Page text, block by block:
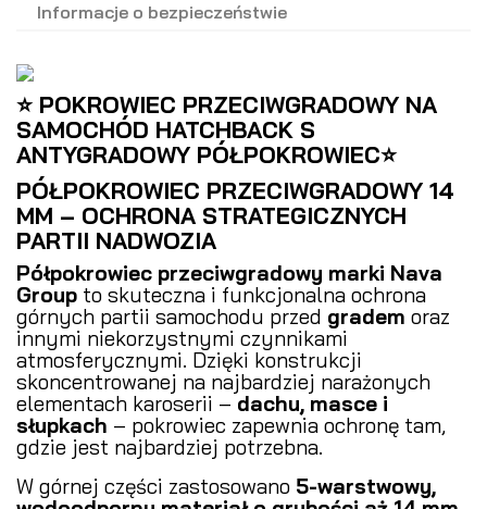
Informacje o bezpieczeństwie
⭐ POKROWIEC PRZECIWGRADOWY NA
SAMOCHÓD HATCHBACK S
ANTYGRADOWY PÓŁPOKROWIEC⭐
PÓŁPOKROWIEC PRZECIWGRADOWY 14
MM – OCHRONA STRATEGICZNYCH
PARTII NADWOZIA
Półpokrowiec przeciwgradowy marki Nava
Group to skuteczna i funkcjonalna ochrona
górnych partii samochodu przed gradem oraz
innymi niekorzystnymi czynnikami
atmosferycznymi. Dzięki konstrukcji
skoncentrowanej na najbardziej narażonych
elementach karoserii – dachu, masce i
słupkach – pokrowiec zapewnia ochronę tam,
gdzie jest najbardziej potrzebna.
W górnej części zastosowano 5-warstwowy,